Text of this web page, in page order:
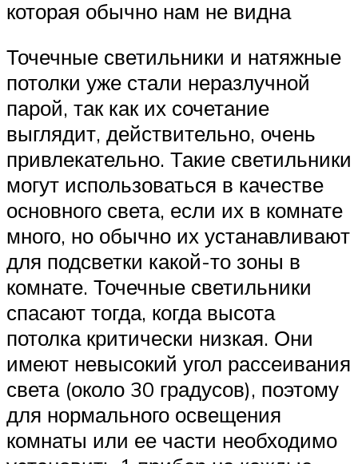
которая обычно нам не видна
Точечные светильники и натяжные
потолки уже стали неразлучной
парой, так как их сочетание
выглядит, действительно, очень
привлекательно. Такие светильники
могут использоваться в качестве
основного света, если их в комнате
много, но обычно их устанавливают
для подсветки какой-то зоны в
комнате. Точечные светильники
спасают тогда, когда высота
потолка критически низкая. Они
имеют невысокий угол рассеивания
света (около 30 градусов), поэтому
для нормального освещения
комнаты или ее части необходимо